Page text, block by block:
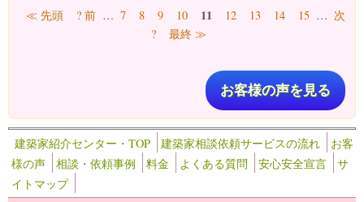
ページ
≪ 先頭 ? 前 … 7 8 9 10 11 12 13 14 15 … 次
?
最終 ≫
お客様の声を見る
建築家紹介センター・TOP 建築家相談依頼サービスの流れ
お客
様の声
相談・依頼事例 料金 よくある質問 安心安全宣言
サ
イトマップ